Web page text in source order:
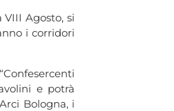
Agosto, si
i corridori
e potrà
Bologna, i